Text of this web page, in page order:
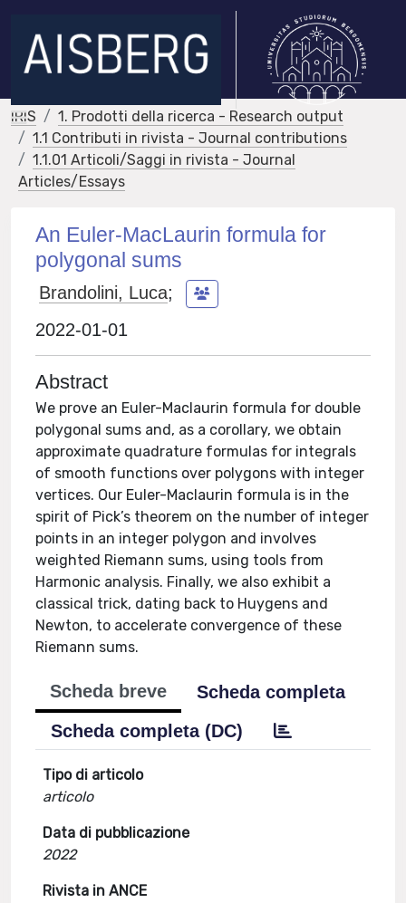
IRIS
1. Prodotti della ricerca - Research output
1.1 Contributi in rivista - Journal contributions
1.1.01 Articoli/Saggi in rivista - Journal
Articles/Essays
An Euler-MacLaurin formula for
polygonal sums
Brandolini, Luca;
2022-01-01
Abstract
We prove an Euler-Maclaurin formula for double
polygonal sums and, as a corollary, we obtain
approximate quadrature formulas for integrals
of smooth functions over polygons with integer
vertices. Our Euler-Maclaurin formula is in the
spirit of Pick’s theorem on the number of integer
points in an integer polygon and involves
weighted Riemann sums, using tools from
Harmonic analysis. Finally, we also exhibit a
classical trick, dating back to Huygens and
Newton, to accelerate convergence of these
Riemann sums.
Scheda breve
Scheda completa
Scheda completa (DC)
Tipo di articolo
articolo
Data di pubblicazione
2022
Rivista in ANCE